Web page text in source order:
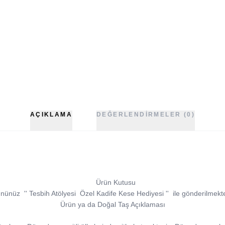
AÇIKLAMA DEĞERLENDIRMELER (0)
Ürün Kutusu
'' Tesbih AtölyesiÖzel Kadife Kese Hediyesi ''
ile
Ürün ya da Doğal Taş Açıklaması